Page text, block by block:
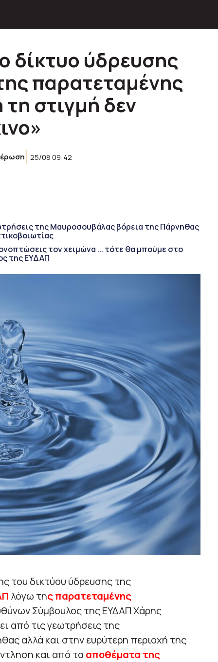
δίκτυο ύδρευσης
παρατεταμένης
στιγμή δεν
25/08 09:42
της Μαυροσουβάλας βόρεια της Πάρνηθας
τον χειμώνα ... τότε θα μπούμε στο
της ΕΥΔΑΠ
του δικτύου ύδρευσης της
λόγω της παρατεταμένης
Σύμβουλος της ΕΥΔΑΠ Χάρης
από τις γεωτρήσεις της
αλλά και στην ευρύτερη περιοχή της
και από τα αποθέματα της